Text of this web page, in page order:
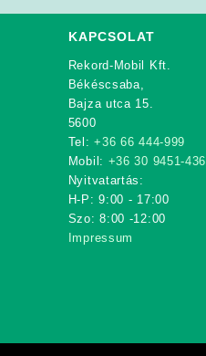
KAPCSOLAT
Rekord-Mobil Kft.
Békéscsaba,
Bajza utca 15.
5600
Tel:+36 66 444-999
Mobil: +36 30 9451-436
Nyitvatartás:
H-P: 9:00 - 17:00
Szo: 8:00 -12:00
Impressum